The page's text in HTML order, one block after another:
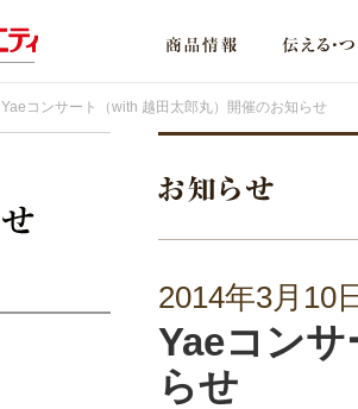
Yaeコンサート（with 越田太郎丸）開催のお知らせ
2014年3月10
Yaeコン
らせ